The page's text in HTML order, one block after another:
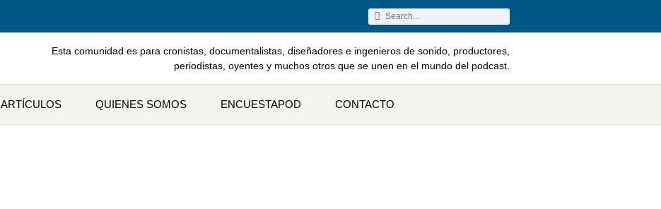
Esta comunidad es para cronistas, documentalistas, diseñadores e ingenieros de sonido, productores,
periodistas, oyentes y muchos otros que se unen en el mundo del podcast.
ARTÍCULOS QUIENES SOMOS ENCUESTAPOD CONTACTO